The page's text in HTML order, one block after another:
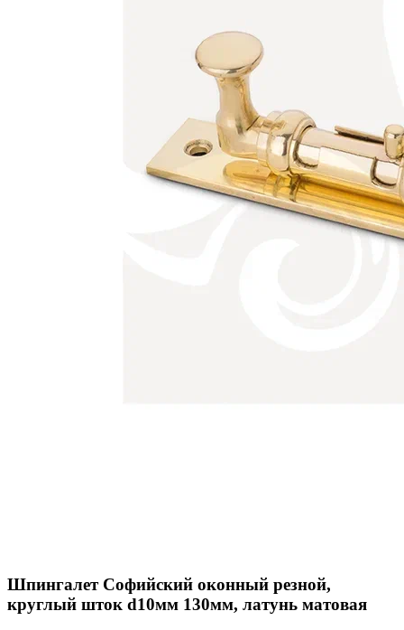
Шпингалет Софийский оконный резной,
круглый шток d10мм 130мм, латунь матовая